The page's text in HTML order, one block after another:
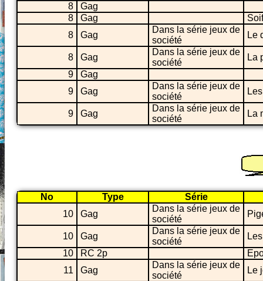
8
Gag
8
Gag
Soif
8
Gag
Dans la série jeux de
société
Le
8 Gag
Dans la série jeux de
société
La
9
Gag
9
Gag
Dans la série jeux de
société
9 Gag
Dans la série jeux de
société
La
No Type
Série
10
Gag
Dans la série jeux de
société
10 Gag
Dans la série jeux de
société
10
RC 2p
11
Gag
Dans la série jeux de
société
Le